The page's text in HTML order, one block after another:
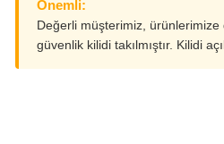
Önemli:
Değerli müşterimiz, ürünlerimize
güvenlik kilidi takılmıştır. Kilidi